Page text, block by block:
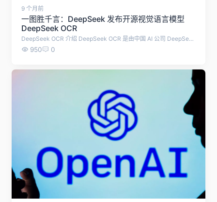
9 个月前
一图胜千言：DeepSeek 发布开源视觉语言模型
DeepSeek OCR
DeepSeek OCR 介绍 DeepSeek OCR 是由中国 AI 公司 DeepSeek AI 于 2025 年 10 月 20 日发布的开源视觉语言模型（VLM），旨在探索“光学上下文压缩”（Contexts Optical Compression）的创新范式。它不是传统的 OCR（光学字符识别）工具，而是将视觉编码视为文本信息的压缩层，帮助大型语言模型（LLM）更高效地处理长文档、图像和多模态数据。 该模型的灵感来源于“一图胜千言”的理念，通过将文本转化为视觉表示，实现显著的令牌（token）减少，同时保持高准确性。 核心创新与架构 DeepSeek OCR 的核心思想是将文本作为图像处理，从而实现高效压缩： 视觉-文本压缩：传统 LLM 处理 1000 字文档可能需要数千个文本令牌，而 DeepSeek OCR 通过视觉编码器将图像压缩为更少的视觉令牌（可减少 7-20 倍），然后解码回文本。测试显示，它能保留 97% 的原始信息。 双阶段架构： DeepEncoder：视觉编码器，负责图像处理，包括文档、图表、化学分子和简单几何图形。它基于先进的视觉模型（如 Vary、GOT-OCR2.0 和 PaddleOCR 的灵感），高效提取特征。 DeepSeek-3B-MoE：解码器，使用混合专家模型（MoE，激活参数仅 5.7 亿），生成文本输出。整个模型大小约为 6.6 GB，运行速度快、内存占用低。 多功能扩展：除了基本 OCR，它支持解析图表（生成 Markdown 表格和图表）、化学公式、几何图形，甚至自然图像。深解析模式（Deep Parsing Mode）特别适用于金融图表等结构化数据。 该模型在 OmniDocBench 等基准测试中达到了端到端模型的 SOTA（最先进）性能，优于 MinerU 2.0 和 GOT-OCR2.0 等更重的模型，同时视觉令牌使用最少。 它还支持 vLLM（虚拟 LLM 推理引擎），便于批量处理。 优势与应用场景 效率提升：减少计算成本，适合处理长上下文（如聊天历史或长文档）。例如，将旧对话“低分辨率”存储为图像，模拟人类记忆衰减机制。 实用性：在 OCR 之外，它能处理复杂视觉任务，如从图像中提取结构化数据，而非简单文本复制。 开源与易用：模型托管在 Hugging Face（deepseek-ai/DeepSeek-OCR），支持 PyTorch 和 CUDA。GitHub 仓库提供完整代码和示例。 局限性：作为实验性模型，对简单矢量图形解析仍有挑战；输出有时可能出现幻觉（如中文符号混入英文响应）。 如何使用（快速入门） 安装依赖：克隆 GitHub 仓库（git clone https://github.com/deepseek-ai/DeepSeek-OCR.git），安装 Transformers 和 vLLM。 Python 示例（使用 Hugging Face）： from transformers import AutoModel, AutoTokenizer from PIL import Image import torch model_name = 'deepseek-ai/DeepSeek-OCR' tokenizer = AutoTokenizer.from_pretrained(model_name, trust_remote_code=True) model = AutoModel.from_pretrained(model_name, trust_remote_code=True, torch_dtype=torch.bfloat16).cuda().eval() # 加载图像 image = Image.open("your_image.png").convert("RGB") # 提示（prompt） prompt = "<image>\nFree OCR." # 或其他任务提示，如 "<image>\nParse chart." inputs = tokenizer(prompt, return_tensors="pt").to(model.device) inputs = image # 添加图像 with torch.no_grad(): outputs = model.generate(**inputs, max_new_tokens=512) print(tokenizer.decode(outputs, skip_special_tokens=True)) 这将从图像中提取并输出文本。 DeepSeek OCR 代表了 OCR 从“文本提取”向“多模态压缩”转型的趋势，对于 AI 研究者和开发者来说，是一个值得关注的开源工具。
950 0